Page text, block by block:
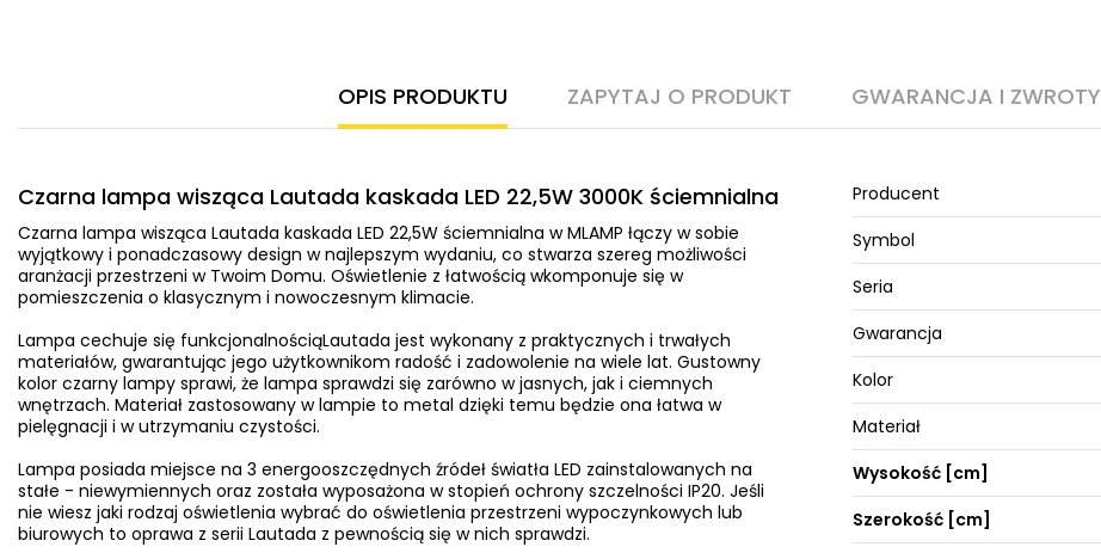
OPIS PRODUKTU ZAPYTAJ O PRODUKT GWARANCJA I ZWROTY
Czarna lampa wisząca Lautada kaskada LED 22,5W 3000K ściemnialna
Czarna lampa wisząca Lautada kaskada LED 22,5W ściemnialna w MLAMP łączy w sobie
wyjątkowy i ponadczasowy design w najlepszym wydaniu, co stwarza szereg możliwości
aranżacji przestrzeni w Twoim Domu. Oświetlenie z łatwością wkomponuje się w
pomieszczenia o klasycznym i nowoczesnym klimacie.
Lampa cechuje się funkcjonalnościąLautada jest wykonany z praktycznych i trwałych
materiałów, gwarantując jego użytkownikom radość i zadowolenie na wiele lat. Gustowny
kolor czarny lampy sprawi, że lampa sprawdzi się zarówno w jasnych, jak i ciemnych
wnętrzach. Materiał zastosowany w lampie to metal dzięki temu będzie ona łatwa w
pielęgnacji i w utrzymaniu czystości.
Lampa posiada miejsce na 3 energooszczędnych źródeł światła LED zainstalowanych na
stałe - niewymiennych oraz została wyposażona w stopień ochrony szczelności IP20. Jeśli
nie wiesz jaki rodzaj oświetlenia wybrać do oświetlenia przestrzeni wypoczynkowych lub
biurowych to oprawa z serii Lautada z pewnością się w nich sprawdzi.
Producent
Symbol
Seria
Gwarancja
Kolor
Materiał
Wysokość [cm]
Szerokość [cm]